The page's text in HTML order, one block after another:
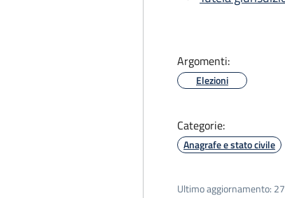
Argomenti:
Elezioni
Categorie:
Anagrafe e stato civile
Ultimo aggiornamento: